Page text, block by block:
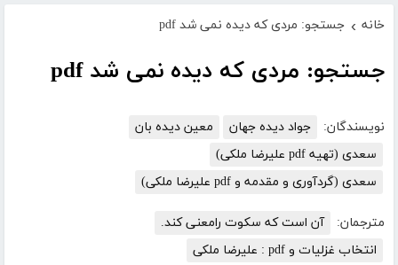
خانه › جستجو: مردی که دیده نمی شد pdf
جستجو: مردی که دیده نمی شد pdf
نویسندگان: جواد دیده جهان
معین دیده بان
سعدی (تهیه pdf علیرضا ملکی)
سعدی (گردآوری و مقدمه و pdf علیرضا ملکی)
مترجمان:
آن است که سکوت رامعنی کند.
انتخاب غزلیات و pdf : علیرضا ملکی